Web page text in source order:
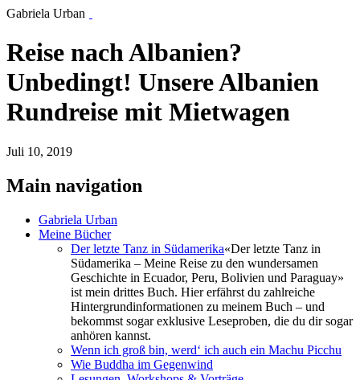
Gabriela Urban
Reise nach Albanien?
Unbedingt! Unsere Albanien
Rundreise mit Mietwagen
Juli 10, 2019
Main navigation
Gabriela Urban
Meine Bücher
Der letzte Tanz in Südamerika«Der letzte Tanz in
Südamerika – Meine Reise zu den wundersamen
Geschichte in Ecuador, Peru, Bolivien und Paraguay»
ist mein drittes Buch. Hier erfährst du zahlreiche
Hintergrundinformationen zu meinem Buch – und
bekommst sogar exklusive Leseproben, die du dir sogar
anhören kannst.
Wenn ich groß bin, werd‘ ich auch ein Machu Picchu
Wie Buddha im Gegenwind